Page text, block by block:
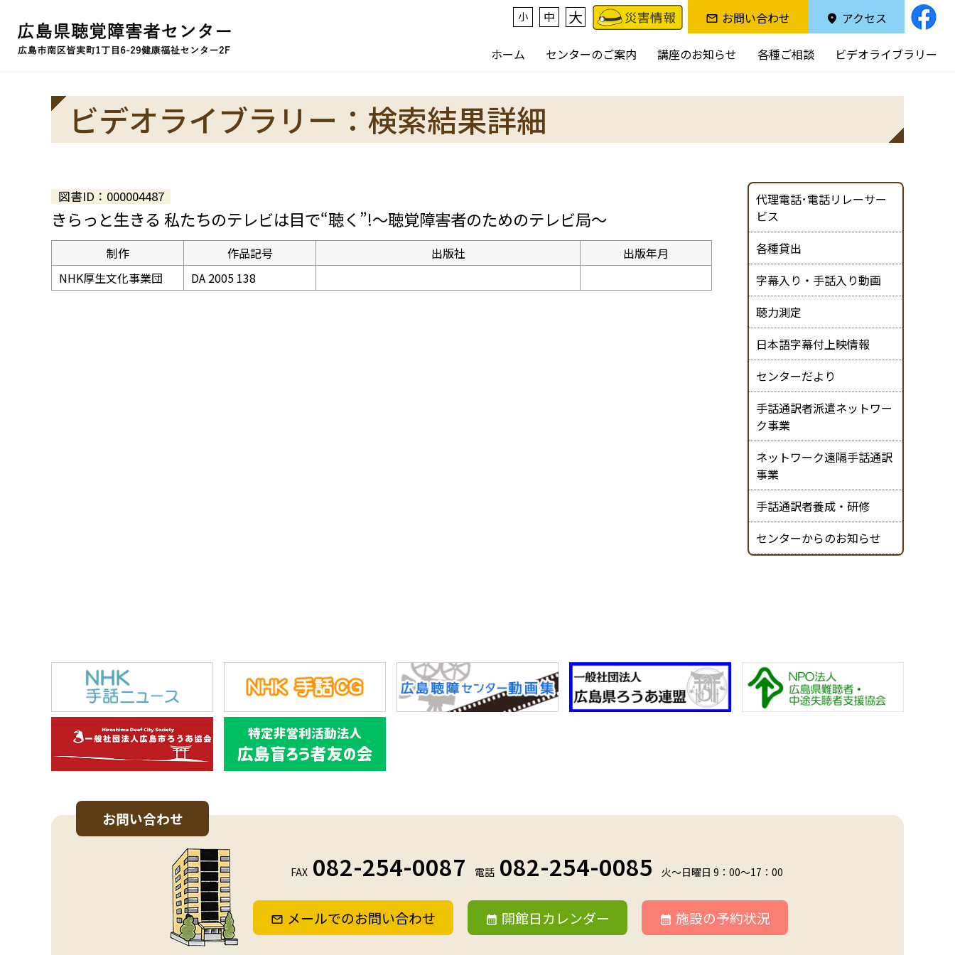
小 中 大 お問い合わせ アクセス
ホーム センターのご案内 講座のお知らせ 各種ご相談 ビデオライブラリー
ビデオライブラリー：検索結果詳細
図書ID：000004487
きらっと生きる 私たちのテレビは目で“聴く”!～聴覚障害者のためのテレビ局～
制作 作品記号 出版社
出版年月
NHK厚生文化事業団
DA 2005 138
代理電話･電話リレーサー
ビス
各種貸出
字幕入り・手話入り動画
聴力測定
日本語字幕付上映情報
センターだより
手話通訳者派遣ネットワー
ク事業
ネットワーク遠隔手話通訳
事業
手話通訳者養成・研修
センターからのお知らせ
お問い合わせ
FAX 082-254-0087 電話 082-254-0085 火～日曜日 9：00～17：00
メールでのお問い合わせ 開館日カレンダー 施設の予約状況